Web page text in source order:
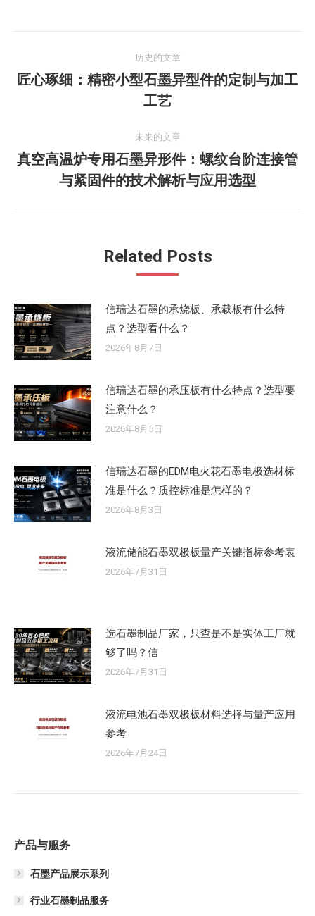
章
历史的文章
历
史
文
章：
匠心琢细：精密小型石墨异型件的定制与加工
工艺
未来的文章
未
来
的
真空高温炉专用石墨异形件：螺纹台阶连接管
与紧固件的技术解析与应用选型
Related Posts
信瑞达石墨的承烧板、承载板有什么特
点？选型看什么？
2026年8月7日
信瑞达石墨的承压板有什么特点？选型要
注意什么？
2026年8月5日
信瑞达石墨的EDM电火花石墨电极选材标
准是什么？质控标准是怎样的？
2026年8月3日
液流储能石墨双极板量产关键指标参考表
2026年7月31日
选石墨制品厂家，只查是不是实体工厂就
够了吗？信
2026年7月31日
液流电池石墨双极板材料选择与量产应用
参考
2026年7月24日
产品与服务
石墨产品展示系列
行业石墨制品服务